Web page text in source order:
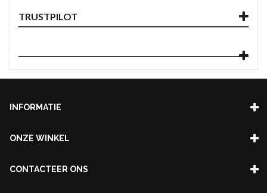
TRUSTPILOT
INFORMATIE
ONZE WINKEL
CONTACTEER ONS